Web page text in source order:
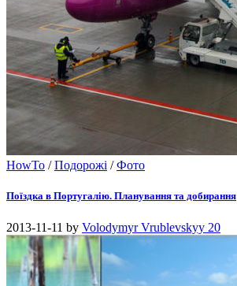
HowTo /Подорожі /Фото
Поїздка в Португалію. Планування та добирання
2013-11-11 by Volodymyr Vrublevskyy 20